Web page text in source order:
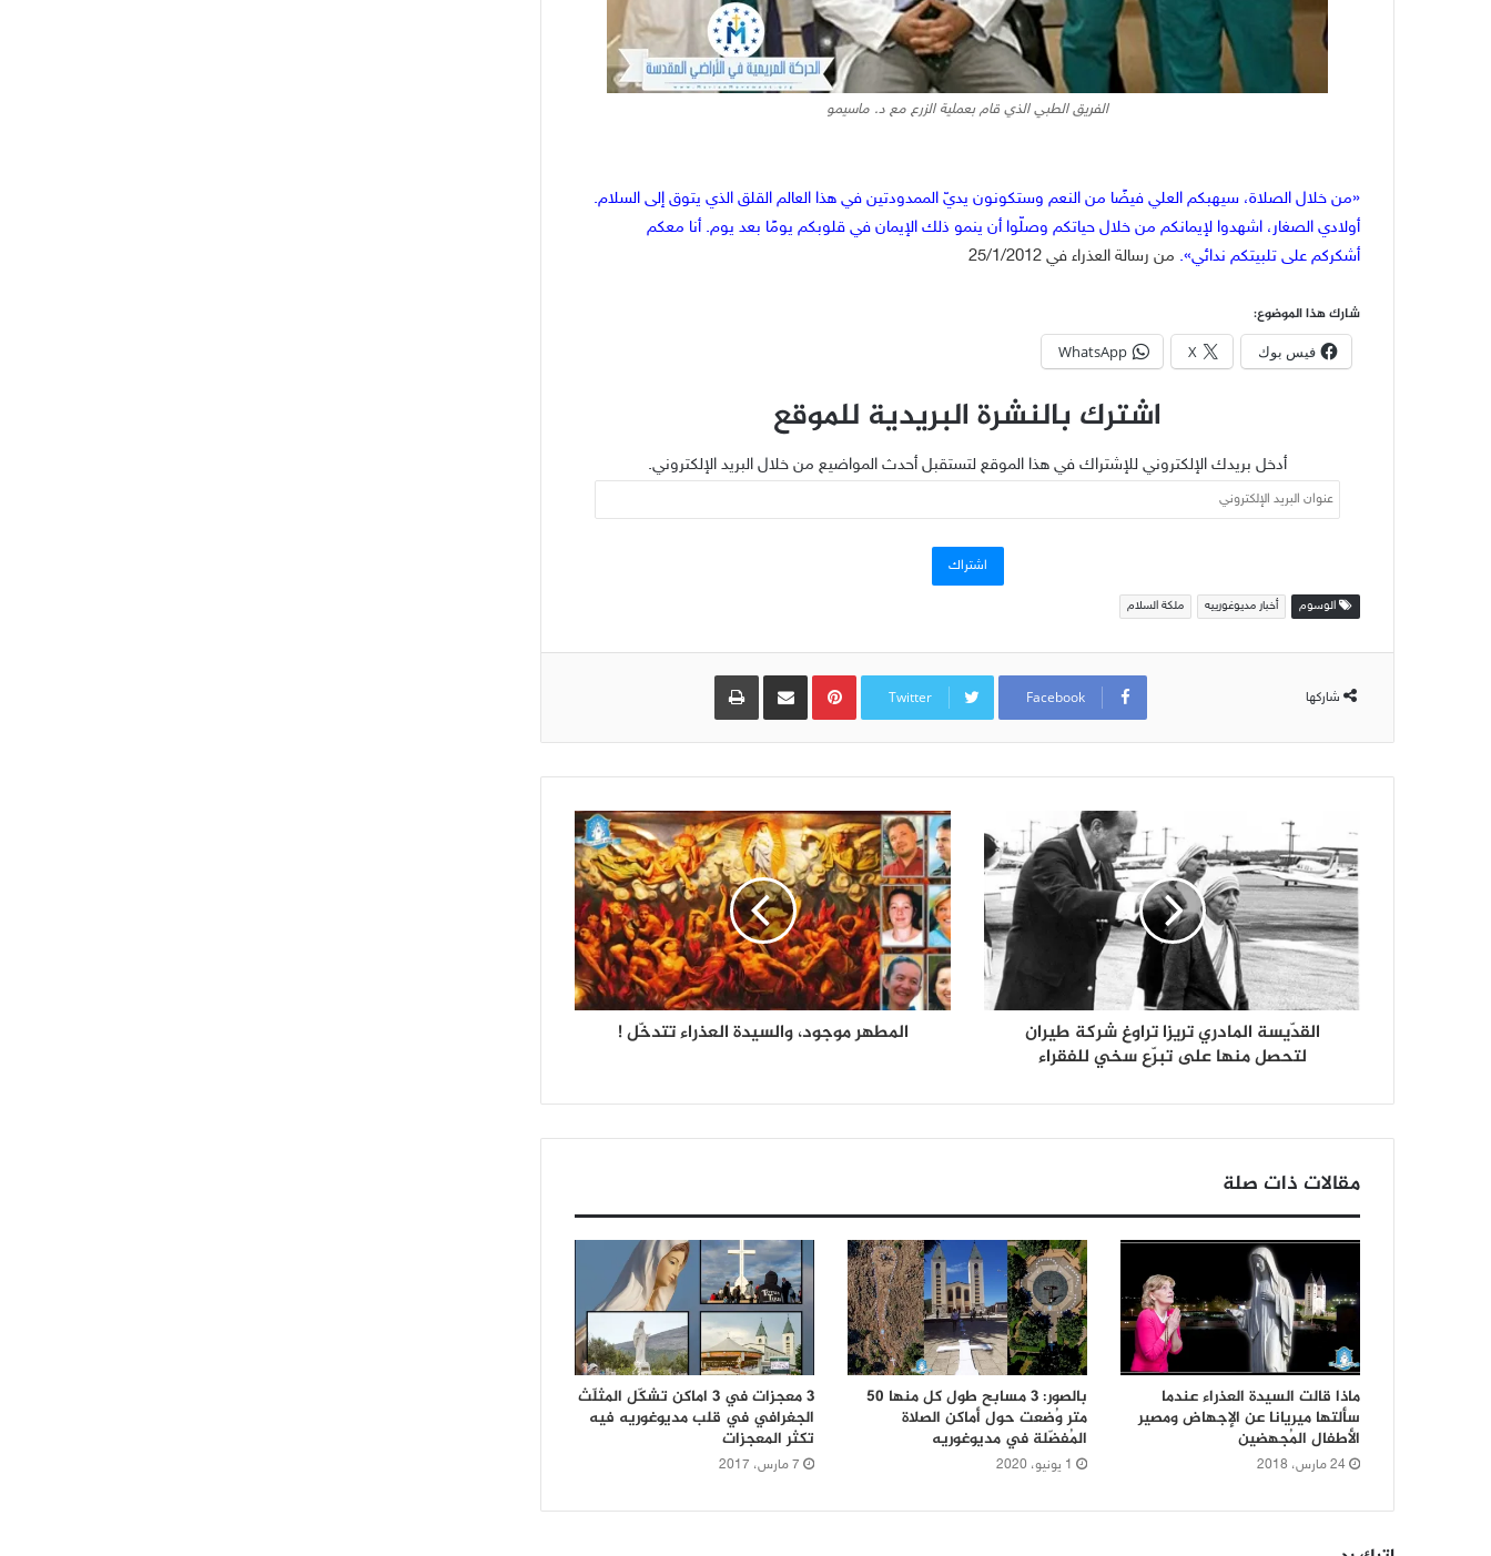
الفريق الطبي الذي قام بعملية الزرع مع د. ماسيمو
«من خلال الصلاة، سيهبكم العلي فيضًا من النعم وستكونون يديّ الممدودتين في هذا العالم القلق الذي يتوق إلى السلام.
أولادي الصغار، اشهدوا لإيمانكم من خلال حياتكم وصلّوا أن ينمو ذلك الإيمان في قلوبكم يومًا بعد يوم. أنا معكم
أشكركم على تلبيتكم ندائي». من رسالة العذراء في 25/1/2012
شارك هذا الموضوع:
فيس بوك X
WhatsApp
اشترك بالنشرة البريدية للموقع
أدخل بريدك الإلكتروني للإشتراك في هذا الموقع لتستقبل أحدث المواضيع من خلال البريد الإلكتروني.
عنوان
البريد
اشتراك
الوسوم أخبار مديوغورييه ملكة السلام
شاركها Facebook
Twitter
Pinterestمشاركة عبر البريد طباعة
القدّيسة المادري تريزا تراوغ شركة طيران
لتحصل منها على تبرّع سخي للفقراء
المطهر موجود، والسيدة العذراء تتدخّل !
مقالات ذات صلة
ماذا قالت السيدة العذراء عندما
سألتها ميريانا عن الإجهاض ومصير
الأطفال المُجهضين
24 مارس، 2018
بالصور: 3 مسابح طول كل منها 50
متر وُضعت حول أماكن الصلاة
المُفضّلة في مديوغوريه
1 يونيو، 2020
3 معجزات في 3 اماكن تشكّل المثلّث
الجغرافي في قلب مديوغوريه فيه
تكثر المعجزات
7 مارس، 2017